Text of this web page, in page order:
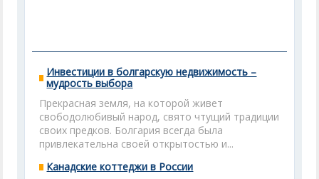
Инвестиции в болгарскую недвижимость –
мудрость выбора
Прекрасная земля, на которой живет
свободолюбивый народ, свято чтущий традиции
своих предков. Болгария всегда была
привлекательна своей открытостью и...
Канадские коттеджи в России